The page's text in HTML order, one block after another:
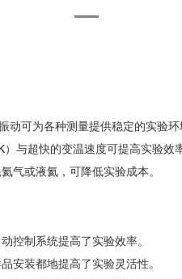
可为各种测量提供稳定的实验环
与超快的变温速度可提高实验效率
气或液氦，可降低实验成本。
控制系统提高了实验效率。
安装都地提高了实验灵活性。